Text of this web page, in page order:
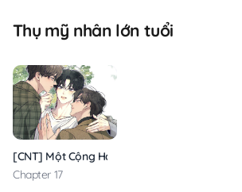
Thụ mỹ nhân lớn tuổi
[CNT] Một Cộng Hai
Chapter 17